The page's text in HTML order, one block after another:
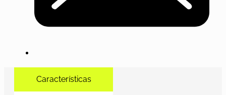
Características